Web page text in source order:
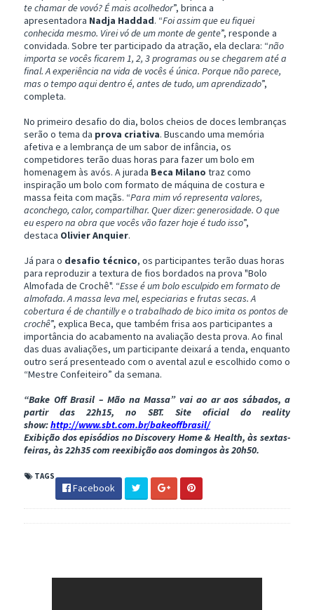
te chamar de vovó? É mais acolhedor”, brinca a
apresentadora Nadja Haddad. “Foi assim que eu fiquei
conhecida mesmo. Virei vó de um monte de gente”, responde a
convidada. Sobre ter participado da atração, ela declara: “não
importa se vocês ficarem 1, 2, 3 programas ou se chegarem até a
final. A experiência na vida de vocês é única. Porque não parece,
mas o tempo aqui dentro é, antes de tudo, um aprendizado”,
completa.
No primeiro desafio do dia, bolos cheios de doces lembranças
serão o tema da prova criativa. Buscando uma memória
afetiva e a lembrança de um sabor de infância, os
competidores terão duas horas para fazer um bolo em
homenagem às avós. A jurada Beca Milano traz como
inspiração um bolo com formato de máquina de costura e
massa feita com maçãs. “Para mim vó representa valores,
aconchego, calor, compartilhar. Quer dizer: generosidade. O que
eu espero na obra que vocês vão fazer hoje é tudo isso”,
destaca Olivier Anquier.
Já para o desafio técnico, os participantes terão duas horas
para reproduzir a textura de fios bordados na prova "Bolo
Almofada de Crochê". “Esse é um bolo esculpido em formato de
almofada. A massa leva mel, especiarias e frutas secas. A
cobertura é de chantilly e o trabalhado de bico imita os pontos de
crochê”, explica Beca, que também frisa aos participantes a
importância do acabamento na avaliação desta prova. Ao final
das duas avaliações, um participante deixará a tenda, enquanto
outro será presenteado com o avental azul e escolhido como o
“Mestre Confeiteiro” da semana.
“Bake Off Brasil – Mão na Massa” vai ao ar aos sábados, a
partir das 22h15, no SBT. Site oficial do reality
show:http://www.sbt.com.br/bakeoffbrasil/
Exibição dos episódios no Discovery Home & Health, às sextas-
feiras, às 22h35 com reexibição aos domingos às 20h50.
TAGS
Facebook